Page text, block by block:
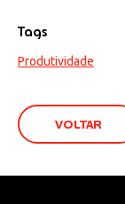
Tags
Produtividade
VOLTAR